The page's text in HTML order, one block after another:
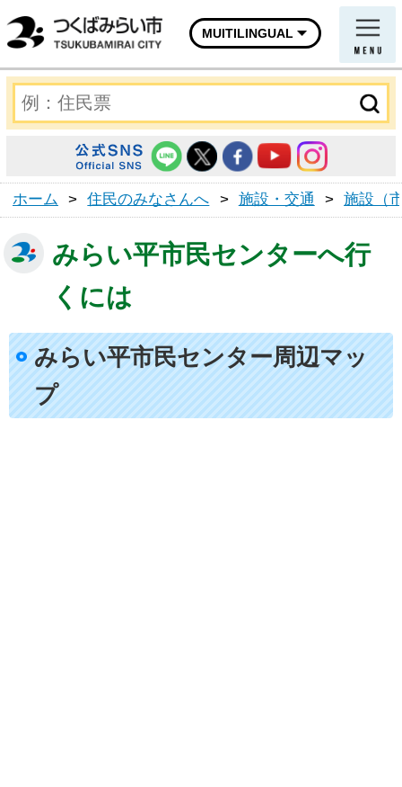
MUITILINGUAL
ホーム > 住民のみなさんへ > 施設・交通 > 施設（
みらい平市民センターへ行
くには
みらい平市民センター周辺マッ
プ